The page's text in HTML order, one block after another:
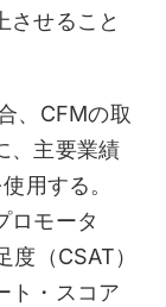
させること
、CFMの取
、主要業績
用する。
ロモータ
（CSAT）
ト・スコア